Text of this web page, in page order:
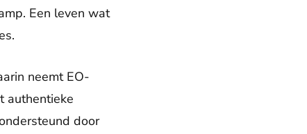
Een leven wat
neemt EO-
authentieke
door